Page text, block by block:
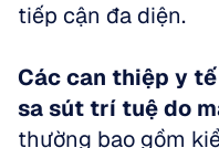
tiếp cận đa diện.
Các can thiệp y
sa sút trí tuệ do
thường bao gồm